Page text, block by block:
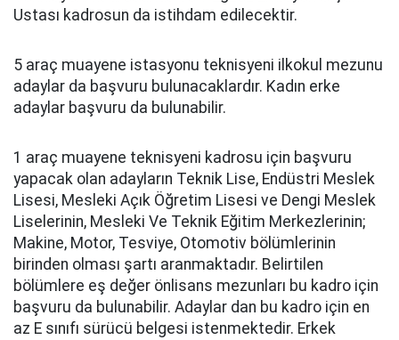
Ustası kadrosun da istihdam edilecektir.
5 araç muayene istasyonu teknisyeni ilkokul mezunu
adaylar da başvuru bulunacaklardır. Kadın erke
adaylar başvuru da bulunabilir.
1 araç muayene teknisyeni kadrosu için başvuru
yapacak olan adayların Teknik Lise, Endüstri̇ Meslek
Lisesi, Mesleki Açık Öğretim Lisesi ve Dengi Meslek
Liselerinin, Mesleki Ve Teknik Eğitim Merkezlerinin;
Makine, Motor, Tesviye, Otomotiv bölümlerinin
birinden olması şartı aranmaktadır. Belirtilen
bölümlere eş değer önlisans mezunları bu kadro için
başvuru da bulunabilir. Adaylar dan bu kadro için en
az E sınıfı sürücü belgesi istenmektedir. Erkek